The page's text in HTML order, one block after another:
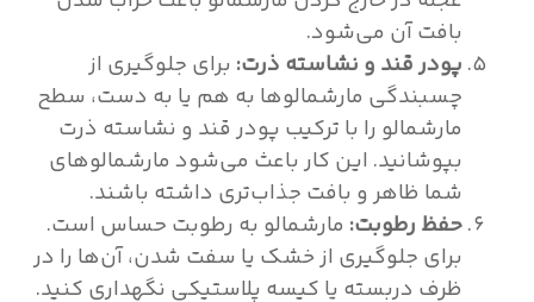
بافت آن می‌شود.
پودر قند و نشاسته ذرت: برای جلوگیری از
چسبندگی مارشمالوها به هم یا به دست، سطح
مارشمالو را با ترکیب پودر قند و نشاسته ذرت
بپوشانید. این کار باعث می‌شود مارشمالوهای
شما ظاهر و بافت جذاب‌تری داشته باشند.
حفظ رطوبت: مارشمالو به رطوبت حساس است.
برای جلوگیری از خشک یا سفت شدن، آن‌ها را در
ظرف دربسته یا کیسه پلاستیکی نگهداری کنید.